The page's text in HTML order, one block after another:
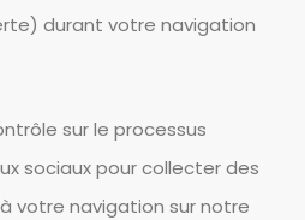
durant votre navigation
sur le processus
sociaux pour collecter des
votre navigation sur notre